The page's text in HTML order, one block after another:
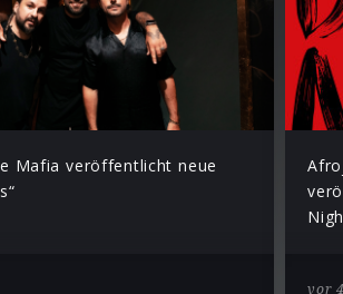
Mafia veröffentlicht neue
vor